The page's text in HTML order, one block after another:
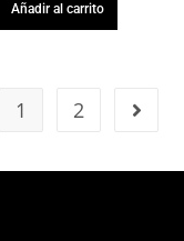
Añadir al carrito
1 2